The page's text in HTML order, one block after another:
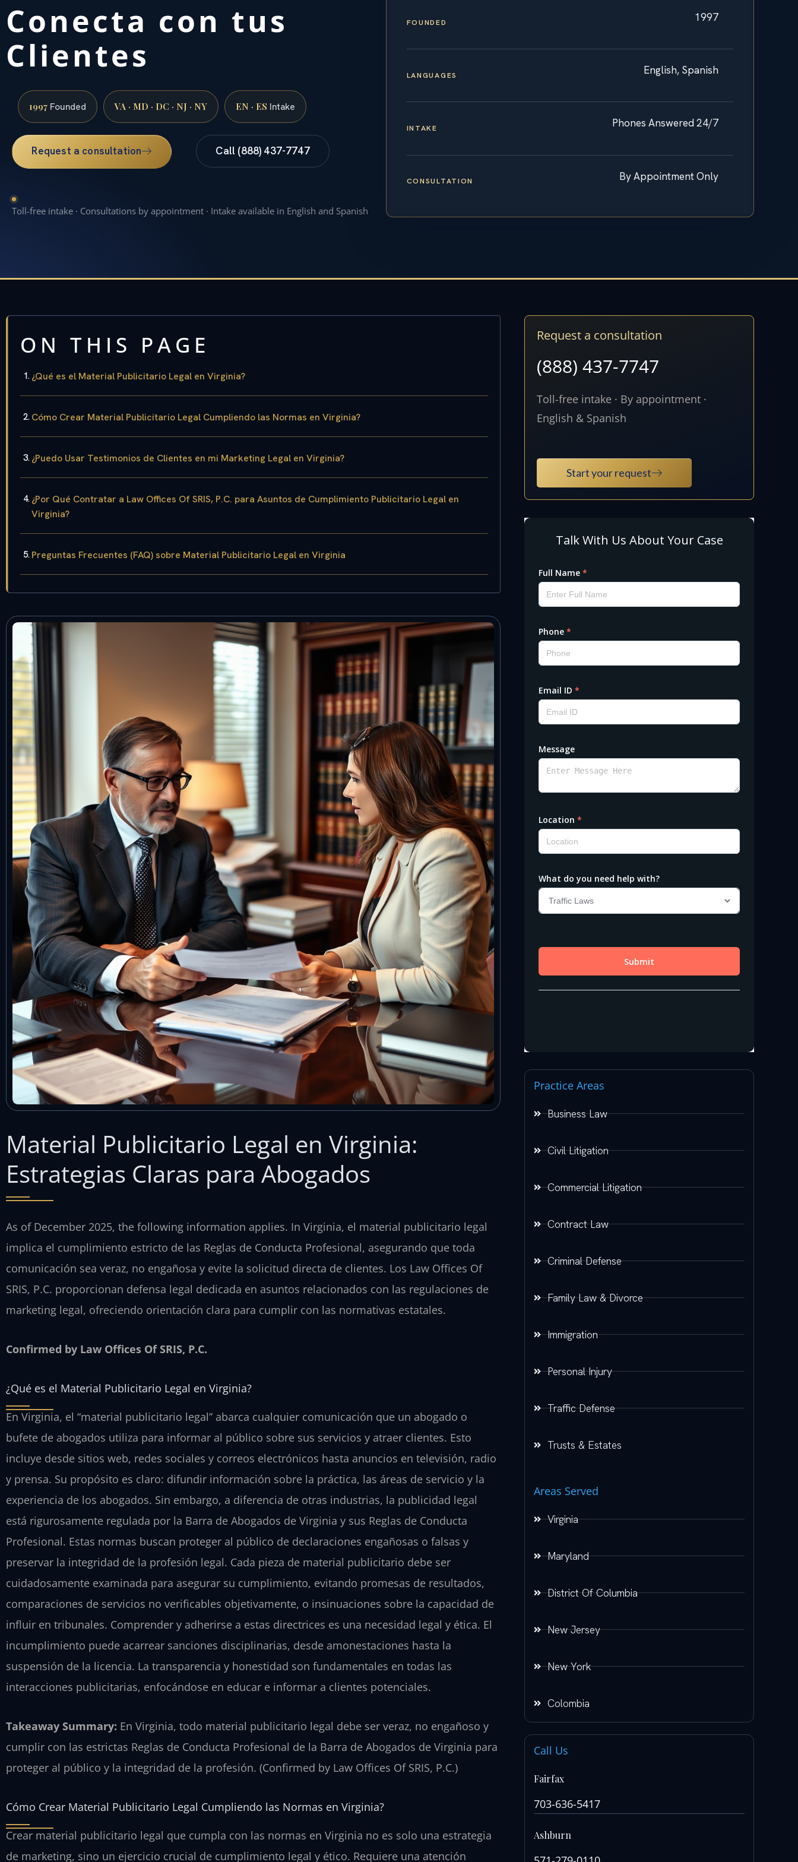
Conecta con tus
Clientes
1997 Founded VA · MD · DC · NJ · NY EN · ES Intake
Request a consultation Call (888) 437-7747
Toll-free intake · Consultations by appointment · Intake available in English and Spanish
FOUNDED 1997
LANGUAGES English, Spanish
INTAKE Phones Answered 24/7
CONSULTATION By Appointment Only
ON THIS PAGE
¿Qué es el Material Publicitario Legal en Virginia?
Cómo Crear Material Publicitario Legal Cumpliendo las Normas en Virginia?
¿Puedo Usar Testimonios de Clientes en mi Marketing Legal en Virginia?
¿Por Qué Contratar a Law Offices Of SRIS, P.C. para Asuntos de Cumplimiento Publicitario Legal en
Virginia?
Preguntas Frecuentes (FAQ) sobre Material Publicitario Legal en Virginia
Material Publicitario Legal en Virginia:
Estrategias Claras para Abogados
As of December 2025, the following information applies. In Virginia, el material publicitario legal
implica el cumplimiento estricto de las Reglas de Conducta Profesional, asegurando que toda
comunicación sea veraz, no engañosa y evite la solicitud directa de clientes. Los Law Offices Of
SRIS, P.C. proporcionan defensa legal dedicada en asuntos relacionados con las regulaciones de
marketing legal, ofreciendo orientación clara para cumplir con las normativas estatales.
Confirmed by Law Offices Of SRIS, P.C.
¿Qué es el Material Publicitario Legal en Virginia?
En Virginia, el “material publicitario legal” abarca cualquier comunicación que un abogado o
bufete de abogados utiliza para informar al público sobre sus servicios y atraer clientes. Esto
incluye desde sitios web, redes sociales y correos electrónicos hasta anuncios en televisión, radio
y prensa. Su propósito es claro: difundir información sobre la práctica, las áreas de servicio y la
experiencia de los abogados. Sin embargo, a diferencia de otras industrias, la publicidad legal
está rigurosamente regulada por la Barra de Abogados de Virginia y sus Reglas de Conducta
Profesional. Estas normas buscan proteger al público de declaraciones engañosas o falsas y
preservar la integridad de la profesión legal. Cada pieza de material publicitario debe ser
cuidadosamente examinada para asegurar su cumplimiento, evitando promesas de resultados,
comparaciones de servicios no verificables objetivamente, o insinuaciones sobre la capacidad de
influir en tribunales. Comprender y adherirse a estas directrices es una necesidad legal y ética. El
incumplimiento puede acarrear sanciones disciplinarias, desde amonestaciones hasta la
suspensión de la licencia. La transparencia y honestidad son fundamentales en todas las
interacciones publicitarias, enfocándose en educar e informar a clientes potenciales.
Takeaway Summary: En Virginia, todo material publicitario legal debe ser veraz, no engañoso y
cumplir con las estrictas Reglas de Conducta Profesional de la Barra de Abogados de Virginia para
proteger al público y la integridad de la profesión. (Confirmed by Law Offices Of SRIS, P.C.)
Cómo Crear Material Publicitario Legal Cumpliendo las Normas en Virginia?
Crear material publicitario legal que cumpla con las normas en Virginia no es solo una estrategia
de marketing, sino un ejercicio crucial de cumplimiento legal y ético. Requiere una atención
Request a consultation
(888) 437-7747
Toll-free intake · By appointment ·
English & Spanish
Start your request
Practice Areas
Business Law
Civil Litigation
Commercial Litigation
Contract Law
Criminal Defense
Family Law & Divorce
Immigration
Personal Injury
Traffic Defense
Trusts & Estates
Areas Served
Virginia
Maryland
District Of Columbia
New Jersey
New York
Colombia
Call Us
Fairfax
703-636-5417
Ashburn